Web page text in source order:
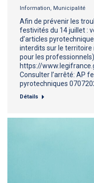
Information, Municipalité
Afin de prévenir les
festivités du 14 juillet :
d’articles
interdits sur le territoire
pour les
https://
Consulter l’arrêté: AP
pyrotechniques
Détails